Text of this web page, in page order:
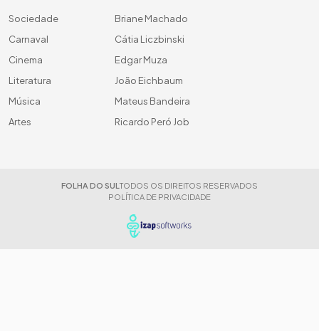
Sociedade
Carnaval
Cinema
Literatura
Música
Artes
Briane Machado
Cátia Liczbinski
Edgar Muza
João Eichbaum
Mateus Bandeira
Ricardo Peró Job
FOLHA DO SUL TODOS OS DIREITOS RESERVADOS
POLÍTICA DE PRIVACIDADE